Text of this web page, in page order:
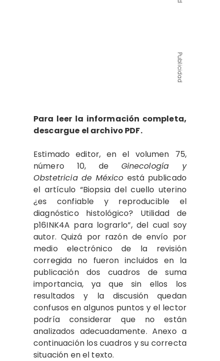
Publicidad
Para leer la información completa,
descargue el archivo PDF.
Estimado editor, en el volumen 75,
número 10, de Ginecología y
Obstetricia de México está publicado
el artículo “Biopsia del cuello uterino
¿es confiable y reproducible el
diagnóstico histológico? Utilidad de
p16INK4A para lograrlo”, del cual soy
autor. Quizá por razón de envío por
medio electrónico de la revisión
corregida no fueron incluidos en la
publicación dos cuadros de suma
importancia, ya que sin ellos los
resultados y la discusión quedan
confusos en algunos puntos y el lector
podría considerar que no están
analizados adecuadamente. Anexo a
continuación los cuadros y su correcta
situación en el texto.